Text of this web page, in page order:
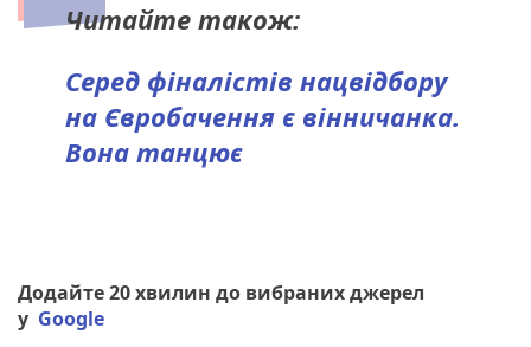
Читайте також:
Серед фіналістів нацвідбору
на Євробачення є вінничанка.
Вона танцює
Додайте 20 хвилин до вибраних джерел
у Google